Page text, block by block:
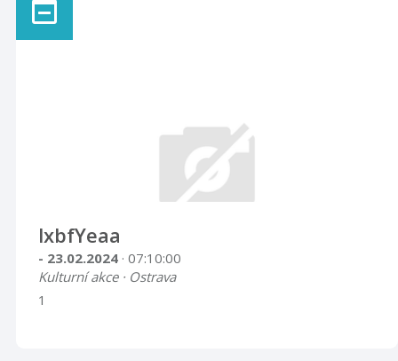
lxbfYeaa
- 23.02.2024 · 07:10:00
Kulturní akce · Ostrava
1